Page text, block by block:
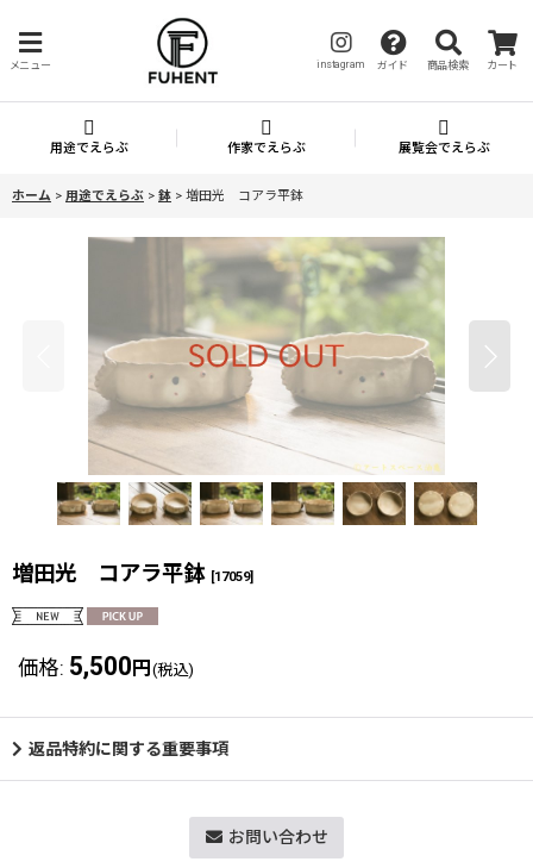
メニュー instagram ガイド 商品検索 カート
用途でえらぶ 作家でえらぶ 展覧会でえらぶ
ホーム > 用途でえらぶ > 鉢 > 増田光 コアラ平鉢
増田光 コアラ平鉢 [17059]
価格: 5,500 円 (税込)
返品特約に関する重要事項
お問い合わせ